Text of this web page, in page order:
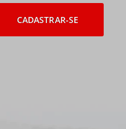
CADASTRAR-SE